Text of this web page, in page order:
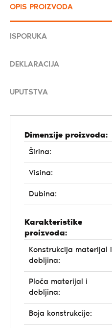
OPIS PROIZVODA
ISPORUKA
DEKLARACIJA
UPUTSTVA
Dimenzije proizvoda:
Širina:
Visina:
Dubina:
Karakteristike
proizvoda:
Konstrukcija materijal i
debljina:
Ploča materijal i
debljina:
Boja konstrukcije: